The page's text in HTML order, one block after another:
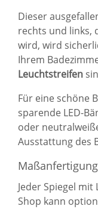
Dieser
rechts und links,
wird, wird
Ihrem
Leuchtstreifen
Für eine schöne
sparende LED-
oder
Ausstattung des
Jeder Spiegel
Shop kann